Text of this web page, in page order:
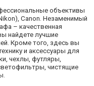
объективы
Canon. Незаменимый
– качественная
найдете лучшие
Кроме того, здесь вы
и аксессуары для
чехлы, футляры,
чистящие